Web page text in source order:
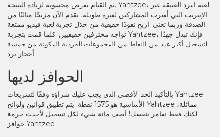
ثم القيام بفرص محسوبة لزيادة النتيجة. Yahtzee، لعبة النرد العتيقة عبر
الإنترنت التي أسرت المشاركين لفترة طويلة، تقدم الآن مزيجًا مثاليًا من
الصدفة وربما تعني. اربح نقودًا حقيقية من خلال تجربة لعبة فيديو ممتعة
تواجه محترفين حقيقيين. كلما قمت بتجربة Yahtzee، فإنك تبذل جهدًا
لتسجيل أكبر عدد من النقاط من المجموعات الفردية المكونة من خمسة
أحجار نرد.
الحوافز لديها
بالتأكيد الحد الأقصى الذي يجب عليك شراؤه وفقًا لتشريعات Yahtzee
الأساسية هو 1575 نقطة. يتم تطبيق قوانين ولوائح Yahtzee مماثلة،
لكنك فقط تقامر بنفسك! أضف مائة شيء لكل تسجيل لأحدث حزمة
حوافز Yahtzee.